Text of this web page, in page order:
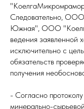
Следовательно,
Южная", ООО
ведения заявленной
исключительно с
обязательств
получения
- Согласно
минерально-